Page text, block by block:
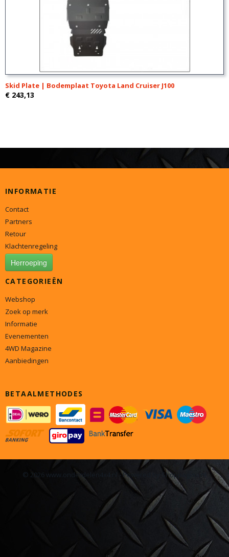
Skid Plate | Bodemplaat Toyota Land Cruiser J100
€ 243,13
INFORMATIE
Contact
Partners
Retour
Klachtenregeling
Herroeping
CATEGORIEËN
Webshop
Zoek op merk
Informatie
Evenementen
4WD Magazine
Aanbiedingen
BETAALMETHODES
© 2026 www.onderdelen4x4.nl - Powered by Shoppagina.nl